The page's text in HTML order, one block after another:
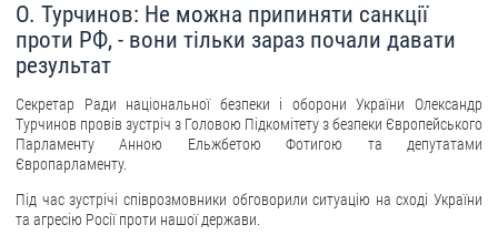
Історична довідка про діяльність Ради національної безпеки і оборони України
ОФІЦІЙНІ ДОКУМЕНТИ
ПРЕСЦЕНТР
Новини
Drone Deals
Фотогалерея
О. Турчинов: Не можна припиняти санкції
проти РФ, - вони тільки зараз почали давати
результат
Секретар Ради національної безпеки і оборони України Олександр
Турчинов провів зустріч з Головою Підкомітету з безпеки Європейського
Парламенту Анною Ельжбетою Фотигою та депутатами
Європарламенту.
Під час зустрічі співрозмовники обговорили ситуацію на сході України
та агресію Росії проти нашої держави.